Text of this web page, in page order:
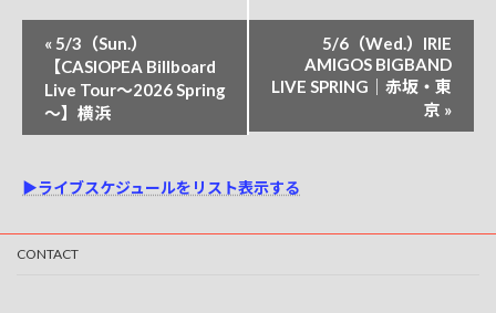
ト
ビ
ゲ
ー
« 5/3（Sun.）
【CASIOPEA Billboard
Live Tour～2026 Spring
～】横浜
5/6（Wed.）IRIE
AMIGOS BIGBAND
LIVE SPRING｜赤坂・東
京 »
▶ライブスケジュールをリスト表示する
CONTACT